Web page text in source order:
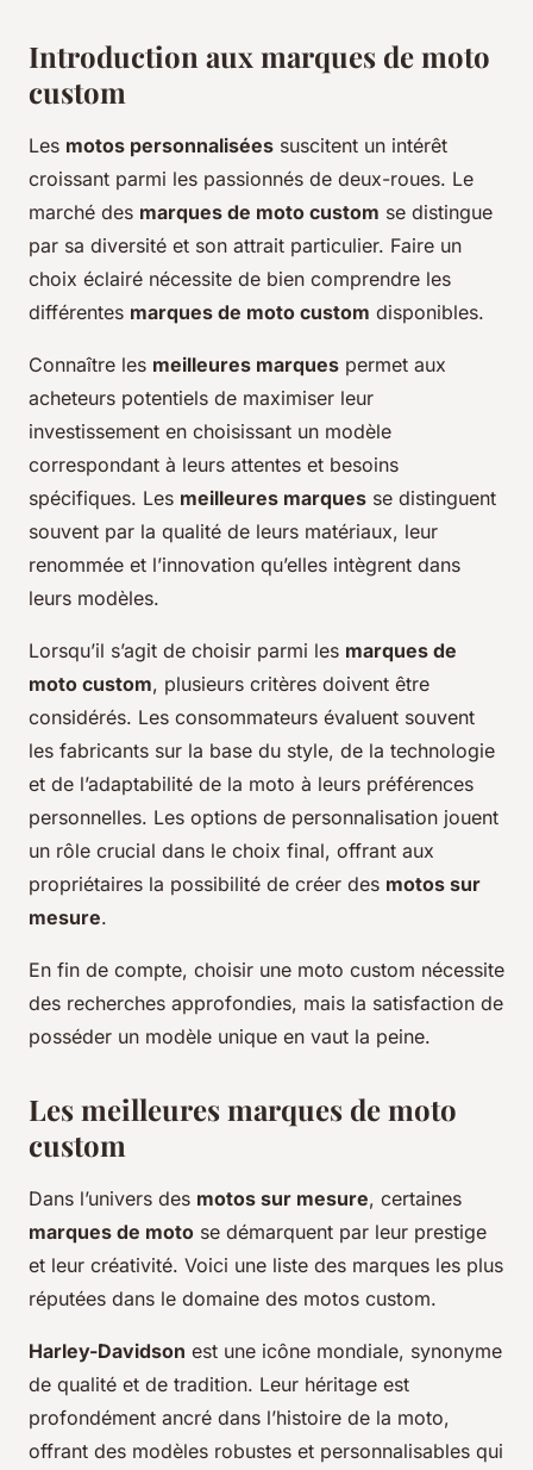
Introduction aux marques de moto
custom
Les motos personnalisées suscitent un intérêt
croissant parmi les passionnés de deux-roues. Le
marché des marques de moto custom se distingue
par sa diversité et son attrait particulier. Faire un
choix éclairé nécessite de bien comprendre les
différentes marques de moto custom disponibles.
Connaître les meilleures marques permet aux
acheteurs potentiels de maximiser leur
investissement en choisissant un modèle
correspondant à leurs attentes et besoins
spécifiques. Les meilleures marques se distinguent
souvent par la qualité de leurs matériaux, leur
renommée et l’innovation qu’elles intègrent dans
leurs modèles.
Lorsqu’il s’agit de choisir parmi les marques de
moto custom, plusieurs critères doivent être
considérés. Les consommateurs évaluent souvent
les fabricants sur la base du style, de la technologie
et de l’adaptabilité de la moto à leurs préférences
personnelles. Les options de personnalisation jouent
un rôle crucial dans le choix final, offrant aux
propriétaires la possibilité de créer des motos sur
mesure.
En fin de compte, choisir une moto custom nécessite
des recherches approfondies, mais la satisfaction de
posséder un modèle unique en vaut la peine.
Les meilleures marques de moto
custom
Dans l’univers des motos sur mesure, certaines
marques de moto se démarquent par leur prestige
et leur créativité. Voici une liste des marques les plus
réputées dans le domaine des motos custom.
Harley-Davidson est une icône mondiale, synonyme
de qualité et de tradition. Leur héritage est
profondément ancré dans l’histoire de la moto,
offrant des modèles robustes et personnalisables qui